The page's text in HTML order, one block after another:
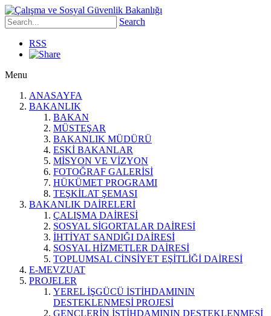
Search
RSS
Menu
ANASAYFA
BAKANLIK
BAKAN
MÜSTEŞAR
BAKANLIK MÜDÜRÜ
ESKİ BAKANLAR
MİSYON VE VİZYON
FOTOĞRAF GALERİSİ
HÜKÜMET PROGRAMI
TEŞKİLAT ŞEMASI
BAKANLIK DAİRELERİ
ÇALIŞMA DAİRESİ
SOSYAL SİGORTALAR DAİRESİ
İHTİYAT SANDIĞI DAİRESİ
SOSYAL HİZMETLER DAİRESİ
TOPLUMSAL CİNSİYET EŞİTLİĞİ DAİRESİ
E-MEVZUAT
PROJELER
YEREL İŞGÜCÜ İSTİHDAMININ
DESTEKLENMESİ PROJESİ
GENÇLERİN İSTİHDAMININ DESTEKLENMESİ